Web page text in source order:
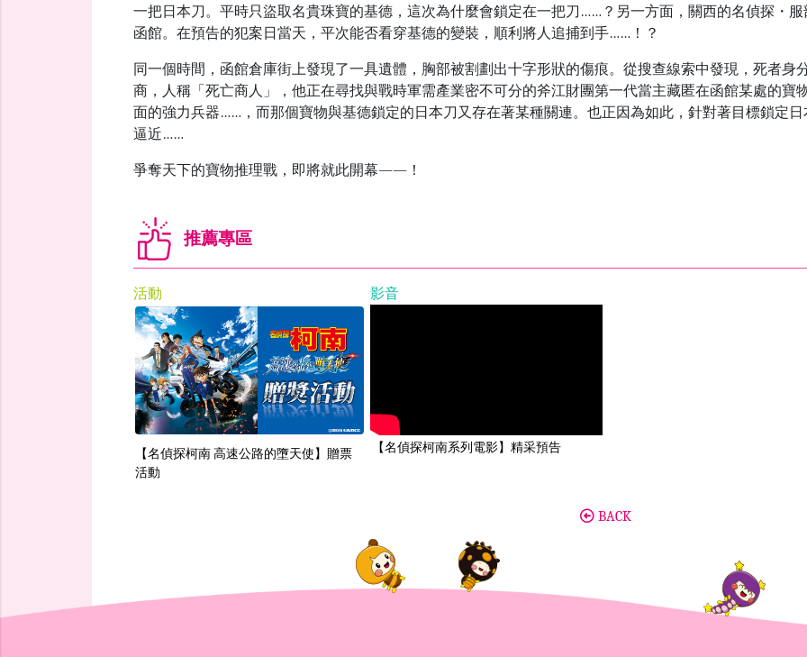
一把日本刀。平時只盜取名貴珠寶的基德，這次為什麼會鎖定在一把刀……？另一方面，關西的名偵探・
函館。在預告的犯案日當天，平次能否看穿基德的變裝，順利將人追捕到手……！？
同一個時間，函館倉庫街上發現了一具遺體，胸部被割劃出十字形狀的傷痕。從搜查線索中發現，死者身
商，人稱「死亡商人」，他正在尋找與戰時軍需產業密不可分的斧江財團第一代當主藏匿在函館某處的寶
面的強力兵器……，而那個寶物與基德鎖定的日本刀又存在著某種關連。也正因為如此，針對著目標鎖定
逼近……
爭奪天下的寶物推理戰，即將就此開幕――！
推薦專區
活動
【名偵探柯南 高速公路的墮天使】贈票
活動
影音
【名偵探柯南系列電影】精采預告
BACK